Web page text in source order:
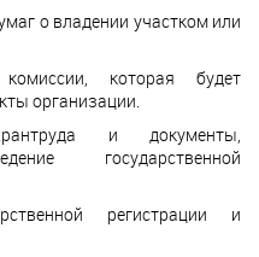
о владении участком или
которая будет
организации.
и документы,
государственной
регистрации и